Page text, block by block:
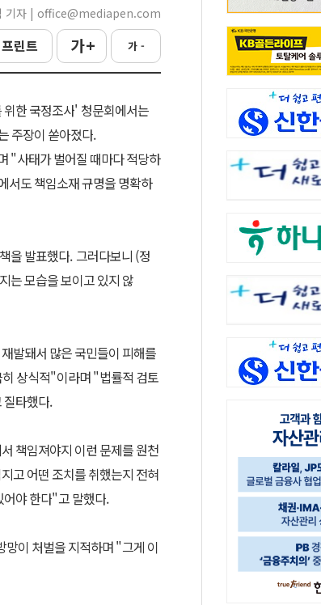
기자 | office@mediapen.com
프린트 가 + 가 -
한 국정조사' 청문회에서는
주장이 쏟아졌다.
"사태가 벌어질 때마다 적당하
서도 책임소재 규명을 명확하
을 발표했다. 그러다보니 (정
는 모습을 보이고 있지 않
재발돼서 많은 국민들이 피해를
상식적"이라며"법률적 검토
질타했다.
책임져야지 이런 문제를 원천
고 어떤 조치를 취했는지 전혀
야 한다"고 말했다.
망이 처벌을 지적하며"그게 이